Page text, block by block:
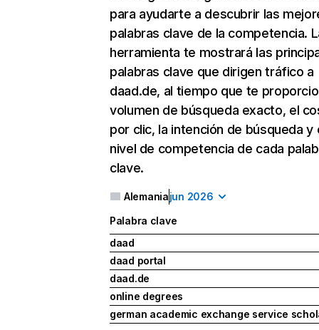
para ayudarte a descubrir las
palabras clave de la competencia.
herramienta te mostrará las
palabras clave que dirigen tráfico a
daad.de, al tiempo que te
volumen de búsqueda exacto, el
por clic, la intención de búsqueda y
nivel de competencia de cada
clave.
Alemaniajun 2026
Palabra clave
daad
daad portal
daad.de
online degrees
german academic exchange service